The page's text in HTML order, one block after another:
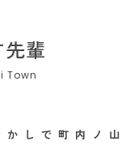
輩